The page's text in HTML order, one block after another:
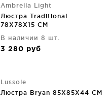
Ambrella Light
Люстра Traditional
78X78X15 CM
В наличии 8 шт.
3 280 руб
Lussole
Люстра Bryan 85X85X44 CM